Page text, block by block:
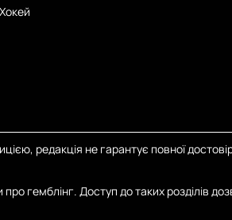
Хокей
редакція не гарантує повної
гемблінг. Доступ до таких розділів